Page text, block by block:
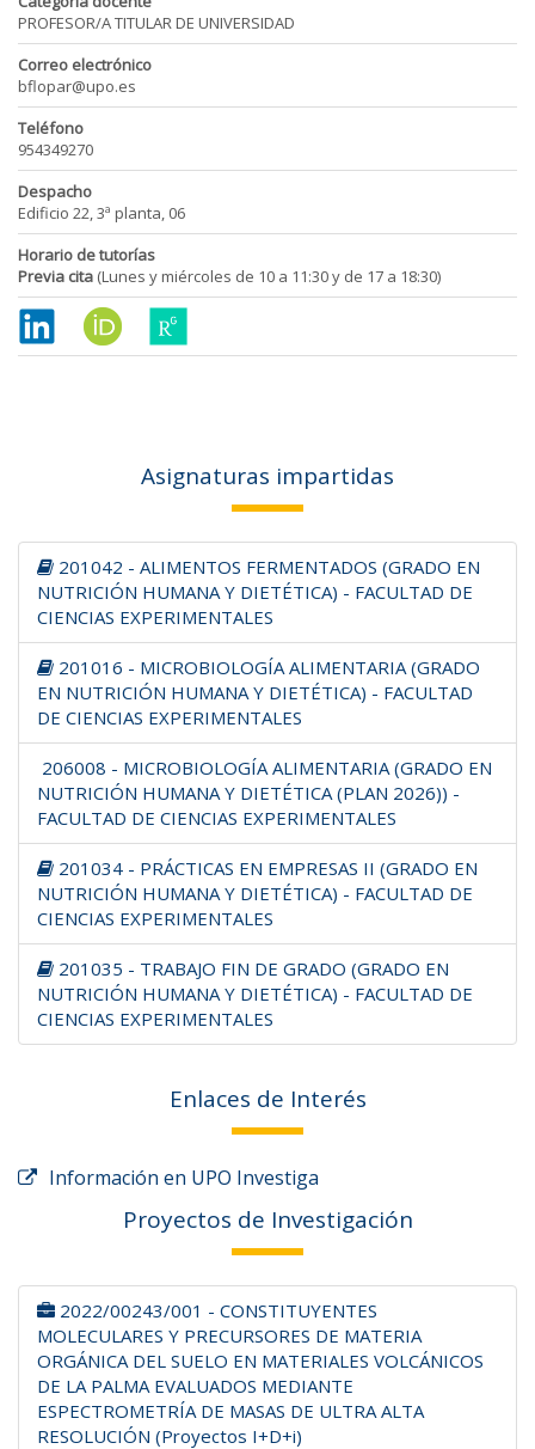
PROFESOR/A TITULAR DE UNIVERSIDAD
Correo electrónico
bflopar@upo.es
Teléfono
954349270
Despacho
Edificio 22, 3ª planta, 06
Horario de tutorías
Previa cita (Lunes y miércoles de 10 a 11:30 y de 17 a 18:30)
Asignaturas impartidas
201042 - ALIMENTOS FERMENTADOS (GRADO EN
NUTRICIÓN HUMANA Y DIETÉTICA) - FACULTAD DE
CIENCIAS EXPERIMENTALES
201016 - MICROBIOLOGÍA ALIMENTARIA (GRADO
EN NUTRICIÓN HUMANA Y DIETÉTICA) - FACULTAD
DE CIENCIAS EXPERIMENTALES
206008 - MICROBIOLOGÍA ALIMENTARIA (GRADO EN
NUTRICIÓN HUMANA Y DIETÉTICA (PLAN 2026)) -
FACULTAD DE CIENCIAS EXPERIMENTALES
201034 - PRÁCTICAS EN EMPRESAS II (GRADO EN
NUTRICIÓN HUMANA Y DIETÉTICA) - FACULTAD DE
CIENCIAS EXPERIMENTALES
201035 - TRABAJO FIN DE GRADO (GRADO EN
NUTRICIÓN HUMANA Y DIETÉTICA) - FACULTAD DE
CIENCIAS EXPERIMENTALES
Enlaces de Interés
Información en UPO Investiga
Proyectos de Investigación
2022/00243/001 - CONSTITUYENTES
MOLECULARES Y PRECURSORES DE MATERIA
ORGÁNICA DEL SUELO EN MATERIALES VOLCÁNICOS
DE LA PALMA EVALUADOS MEDIANTE
ESPECTROMETRÍA DE MASAS DE ULTRA ALTA
RESOLUCIÓN (Proyectos I+D+i)